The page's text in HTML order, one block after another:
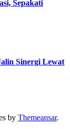
Sepakati
Sinergi Lewat
by Themeansar.